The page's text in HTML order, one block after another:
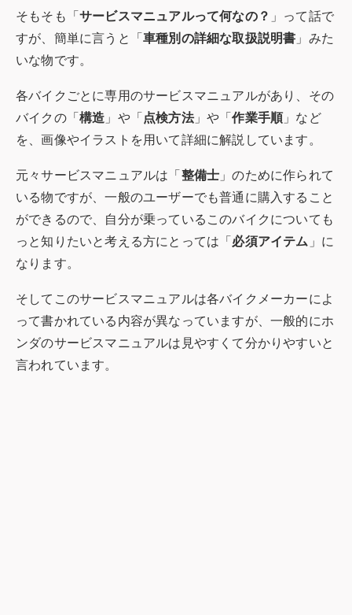
そもそも「 サービスマニュアルって何なの？ 」って話で
すが、簡単に言うと「 車種別の詳細な取扱説明書 」みた
いな物です。
各バイクごとに専用のサービスマニュアルがあり、その
バイクの「 構造 」や「 点検方法」や「作業手順」など
を、画像やイラストを用いて詳細に解説しています。
元々サービスマニュアルは「 整備士 」のために作られて
いる物ですが、一般のユーザーでも普通に購入すること
ができるので、自分が乗っているこのバイクについても
っと知りたいと考える方にとっては「 必須アイテム 」に
なります。
そしてこのサービスマニュアルは各バイクメーカーによ
って書かれている内容が異なっていますが、一般的にホ
ンダのサービスマニュアルは見やすくて分かりやすいと
言われています。